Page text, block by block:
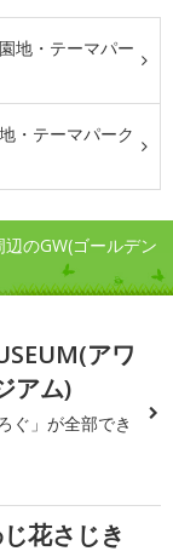
地・テーマパー
・テーマパーク
のGW(ゴールデン
アワ
アム)
ぐ」が全部でき
花さじき